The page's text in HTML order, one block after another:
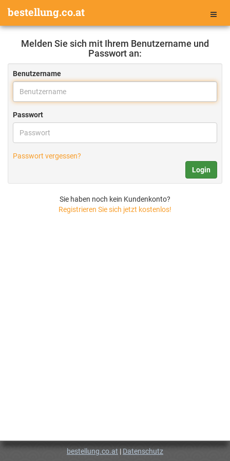
bestellung.co.at
Melden Sie sich mit Ihrem Benutzername und
Passwort an:
Benutzername
Passwort
Passwort vergessen?
Sie haben noch kein Kundenkonto?
Registrieren Sie sich jetzt kostenlos!
bestellung.co.at | Datenschutz